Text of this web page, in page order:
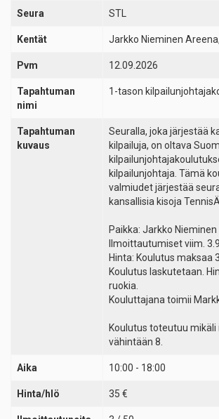
Seura STL
Kentät Jarkko Nieminen
Pvm 12.09.2026
Tapahtuman
nimi
1-tason
Tapahtuman
kuvaus
Seuralla, joka järjestää
kilpailuja, on oltava
kilpailunjohtaja. Tämä
valmiudet järjestää
kansallisia kisoja
Paikka: Jarkko
Ilmoittautumiset viim.
Hinta: Koulutus maksaa
Koulutus laskutetaan.
ruokia.
Kouluttajana toimii
Koulutus toteutuu
vähintään 8.
Aika 10:00 - 18:00
Hinta/hlö 35 €